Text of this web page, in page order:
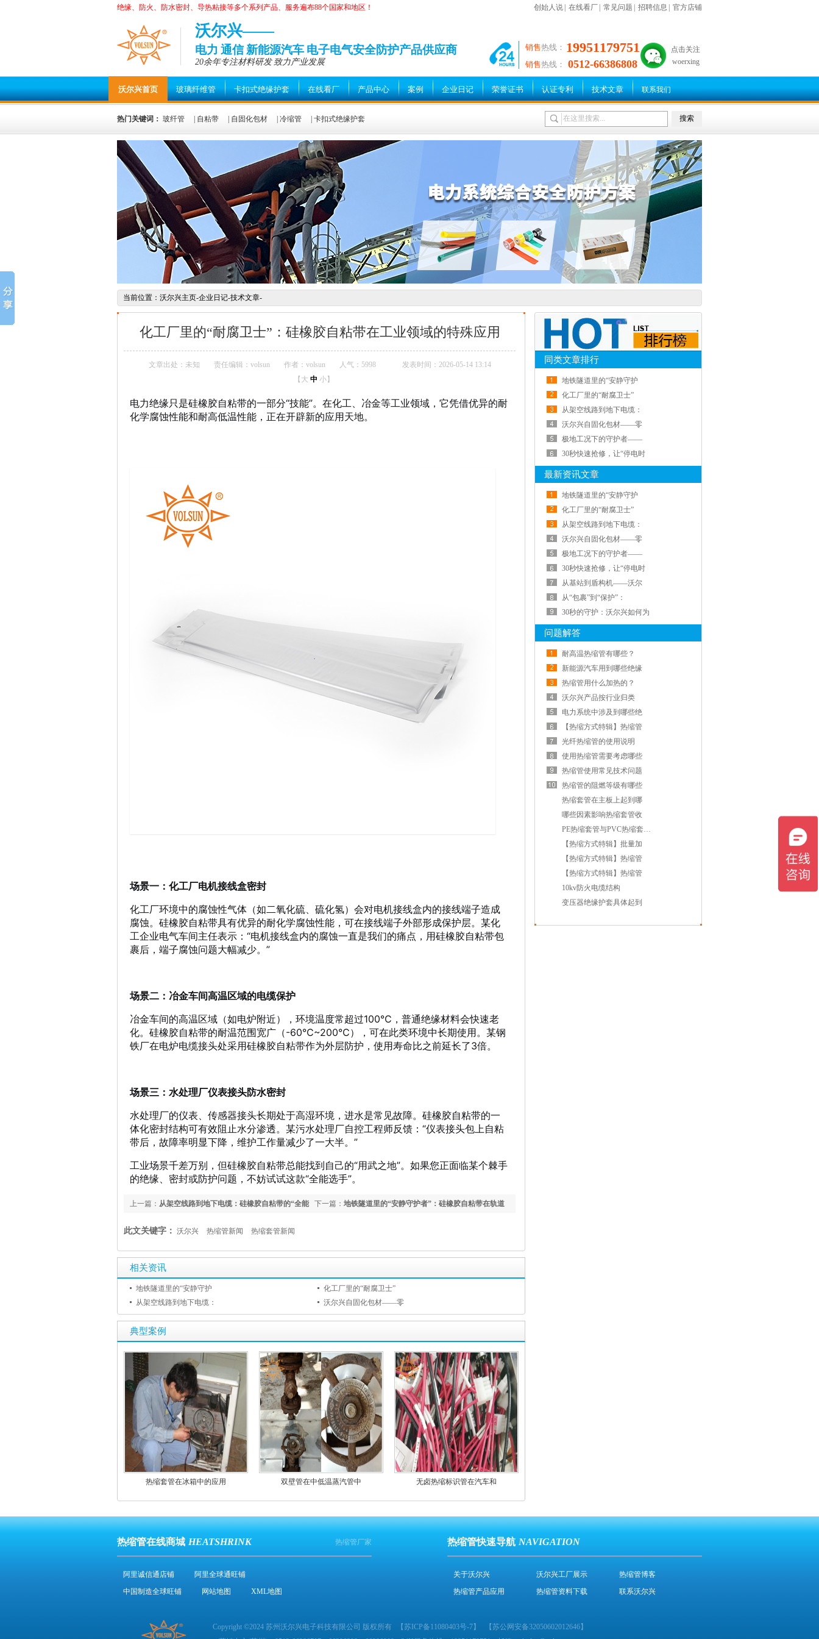
绝缘、防火、防水密封、导热粘接等多个系列产品、服务遍布88个国家和地区！ 创始人说 在线看厂 常见问题 招聘信息 官方店铺
沃尔兴——
电力 通信 新能源汽车 电子电气安全防护产品供应商
20余年专注材料研发 致力产业发展
点击关注
woerxing
销售热线： 19951179751
销售热线： 0512-66386808
沃尔兴首页 玻璃纤维管 卡扣式绝缘护套 在线看厂 产品中心 案例 企业日记 荣誉证书 认证专利 技术文章 联系我们
热门关键词： 玻纤管 自粘带 自固化包材 冷缩管 卡扣式绝缘护套 搜索
当前位置： 沃尔兴主页-企业日记-技术文章-
化工厂里的“耐腐卫士”：硅橡胶自粘带在工业领域的特殊应用
文章出处：未知 责任编辑：volsun 作者：volsun 人气： 5998
发表时间：2026-05-14 13:14
【 大 中 小】
电力绝缘只是硅橡胶自粘带的一部分“技能”。在化工、冶金等工业领域，它凭借优异的耐
化学腐蚀性能和耐高低温性能，正在开辟新的应用天地。
场景一：化工厂电机接线盒密封
化工厂环境中的腐蚀性气体（如二氧化硫、硫化氢）会对电机接线盒内的接线端子造成
腐蚀。硅橡胶自粘带具有优异的耐化学腐蚀性能，可在接线端子外部形成保护层。某化
工企业电气车间主任表示：“电机接线盒内的腐蚀一直是我们的痛点，用硅橡胶自粘带包
裹后，端子腐蚀问题大幅减少。”
场景二：冶金车间高温区域的电缆保护
冶金车间的高温区域（如电炉附近），环境温度常超过100℃，普通绝缘材料会快速老
化。硅橡胶自粘带的耐温范围宽广（-60℃~200℃），可在此类环境中长期使用。某钢
铁厂在电炉电缆接头处采用硅橡胶自粘带作为外层防护，使用寿命比之前延长了3倍。
场景三：水处理厂仪表接头防水密封
水处理厂的仪表、传感器接头长期处于高湿环境，进水是常见故障。硅橡胶自粘带的一
体化密封结构可有效阻止水分渗透。某污水处理厂自控工程师反馈：“仪表接头包上自粘
带后，故障率明显下降，维护工作量减少了一大半。”
工业场景千差万别，但硅橡胶自粘带总能找到自己的“用武之地”。如果您正面临某个棘手
的绝缘、密封或防护问题，不妨试试这款“全能选手”。
下一篇： 地铁隧道里的“安静守护者”：硅橡胶自粘带在轨道
上一篇： 从架空线路到地下电缆：硅橡胶自粘带的“全能
此文关键字： 沃尔兴 热缩管新闻 热缩套管新闻
相关资讯
地铁隧道里的“安静守护
化工厂里的“耐腐卫士”
从架空线路到地下电缆：
沃尔兴自固化包材——零
典型案例
热缩套管在冰箱中的应用 双壁管在中低温蒸汽管中 无卤热缩标识管在汽车和
同类文章排行
地铁隧道里的“安静守护
化工厂里的“耐腐卫士”
从架空线路到地下电缆：
沃尔兴自固化包材——零
极地工况下的守护者——
30秒快速抢修，让“停电时
最新资讯文章
地铁隧道里的“安静守护
化工厂里的“耐腐卫士”
从架空线路到地下电缆：
沃尔兴自固化包材——零
极地工况下的守护者——
30秒快速抢修，让“停电时
从基站到盾构机——沃尔
从“包裹”到“保护”：
30秒的守护：沃尔兴如何为
问题解答
耐高温热缩管有哪些？
新能源汽车用到哪些绝缘
热缩管用什么加热的？
沃尔兴产品按行业归类
电力系统中涉及到哪些绝
【热缩方式特辑】热缩管
光纤热缩管的使用说明
使用热缩管需要考虑哪些
热缩管使用常见技术问题
热缩管的阻燃等级有哪些
热缩套管在主板上起到哪
哪些因素影响热缩套管收
PE热缩套管与PVC热缩套管哪
【热缩方式特辑】批量加
【热缩方式特辑】热缩管
【热缩方式特辑】热缩管
10kv防火电缆结构
变压器绝缘护套具体起到
热缩管在线商城 HEATSHRINK 热缩管厂家
阿里诚信通店铺
阿里全球通旺铺
中国制造全球旺铺
网站地图 XML地图
热缩管快速导航 NAVIGATION
关于沃尔兴 沃尔兴工厂展示
热缩管博客
热缩管产品应用
热缩管资料下载 联系沃尔兴
Copyright ©2024 苏州沃尔兴电子科技有限公司 版权所有 【苏ICP备11080403号-7】 【苏公网安备32050602012646】